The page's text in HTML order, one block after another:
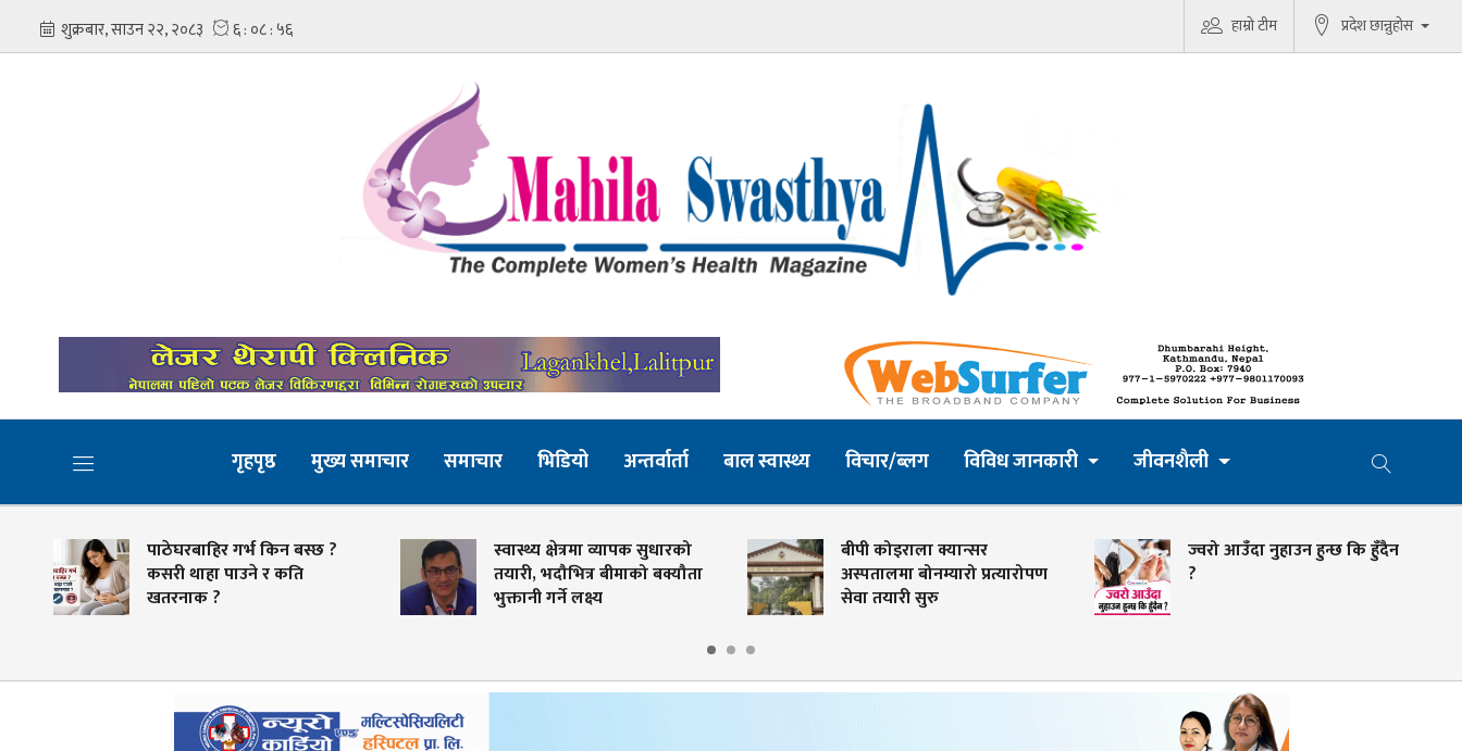
हाम्रो टीम प्रदेश छान्नुहोस
गृहपृष्ठ मुख्य समाचार समाचार भिडियो अन्तर्वार्ता बाल स्वास्थ्य विचार/ब्लग विविध जानकारी जीवनशैली
पाठेघरबाहिर गर्भ किन बस्छ ?
कसरी थाहा पाउने र कति
खतरनाक ?
स्वास्थ्य क्षेत्रमा व्यापक सुधारको
तयारी, भदौभित्र बीमाको बक्यौता
भुक्तानी गर्ने लक्ष्य
बीपी कोइराला क्यान्सर
अस्पतालमा बोनम्यारो प्रत्यारोपण
सेवा तयारी सुरु
ज्वरो आउँदा नुहाउन हुन्छ कि हुँदैन
?